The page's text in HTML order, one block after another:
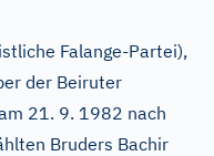
Falange-Partei),
der Beiruter
21. 9. 1982 nach
Bruders Bachir